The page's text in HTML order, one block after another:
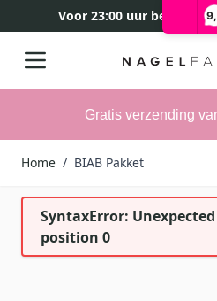
Voor 23:00 uur besteld,
Gratis verzending
Home / BIAB Pakket
SyntaxError:
position 0